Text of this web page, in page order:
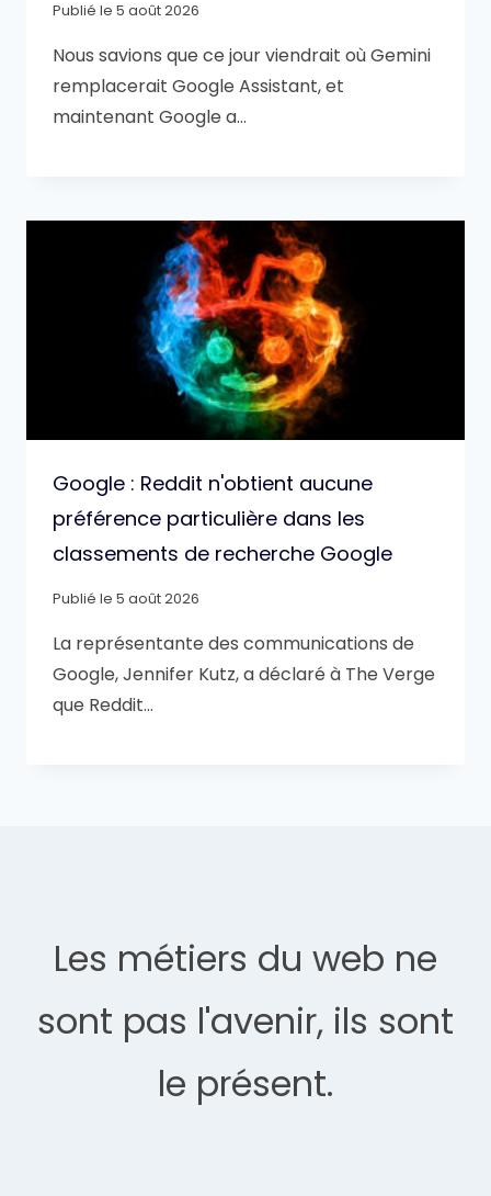
Publié le 5 août 2026
Nous savions que ce jour viendrait où Gemini
remplacerait Google Assistant, et
maintenant Google a…
Google : Reddit n'obtient aucune
préférence particulière dans les
classements de recherche Google
Publié le 5 août 2026
La représentante des communications de
Google, Jennifer Kutz, a déclaré à The Verge
que Reddit…
Les métiers du web ne
sont pas l'avenir, ils sont
le présent.